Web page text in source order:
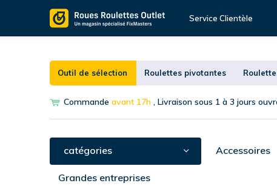
Service Clientèle
Outil de sélection Roulettes pivotantes
Commande avant 17h , Livraison sous 1 à 3 jours
catégories Accessoires
Grandes entreprises